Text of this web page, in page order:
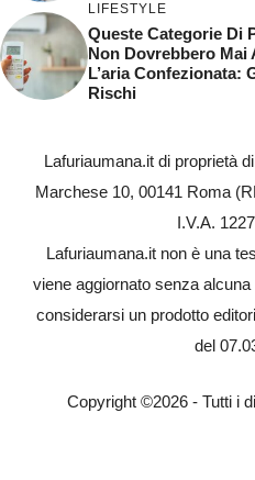
LIFESTYLE
Queste Categorie Di
Non Dovrebbero Mai
L’aria Confezionata:
Rischi
Lafuriaumana.it di proprietà
Marchese 10, 00141 Roma
I.V.A.
Lafuriaumana.it non è una
viene aggiornato senza
considerarsi un prodotto
del
Copyright ©2026 - Tutti i